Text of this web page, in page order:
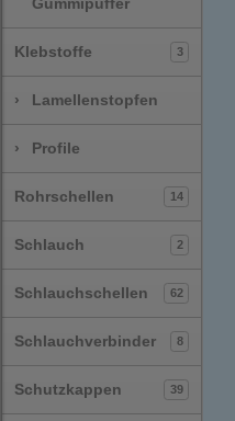
Klebstoffe 3
› Lamellenstopfen
› Profile
Rohrschellen 14
Schlauch 2
Schlauchschellen 62
Schlauchverbinder 8
Schutzkappen 39